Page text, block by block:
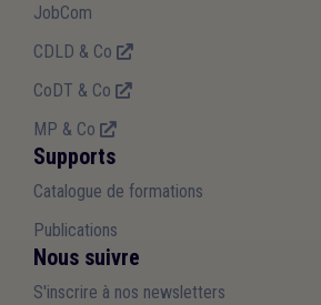
JobCom
CDLD & Co
CoDT & Co
MP & Co
Supports
Catalogue de formations
Publications
Nous suivre
S'inscrire à nos newsletters